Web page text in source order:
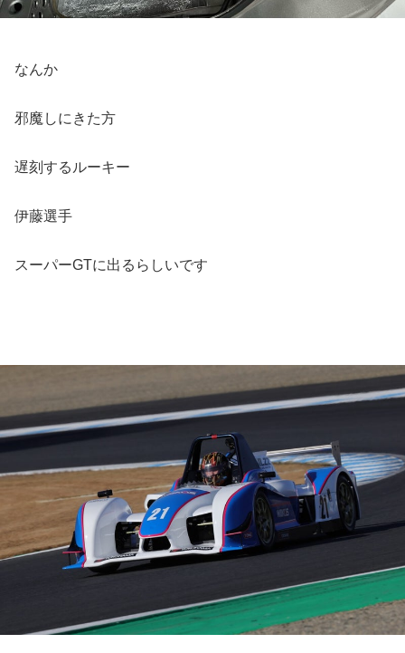
なんか
邪魔しにきた方
遅刻するルーキー
伊藤選手
スーパーGTに出るらしいです